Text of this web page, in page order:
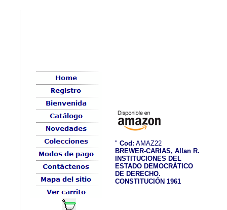
" Cod: AMAZ22
BREWER-CARIAS, Allan R.
INSTITUCIONES DEL
ESTADO DEMOCRÁTICO
DE DERECHO.
CONSTITUCIÓN 1961